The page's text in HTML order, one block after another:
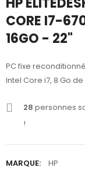
CORE I7-
16GO - 22"
PC fixe
Intel Core i7, 8 Go
28 personnes
!
MARQUE:
HP